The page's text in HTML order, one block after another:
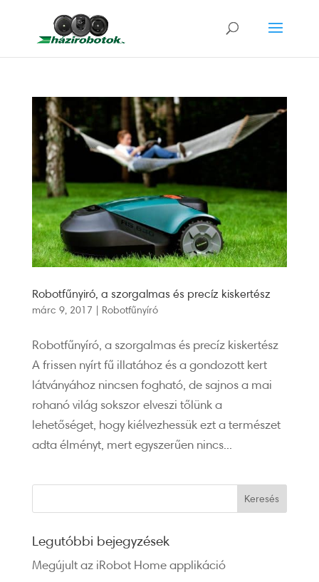
Robotfűnyiró, a szorgalmas és precíz kiskertész
márc 9, 2017 | Robotfűnyíró
Robotfűnyíró, a szorgalmas és precíz kiskertész
A frissen nyírt fű illatához és a gondozott kert
látványához nincsen fogható, de sajnos a mai
rohanó világ sokszor elveszi tőlünk a
lehetőséget, hogy kiélvezhessük ezt a természet
adta élményt, mert egyszerűen nincs...
Legutóbbi bejegyzések
Megújult az iRobot Home applikáció